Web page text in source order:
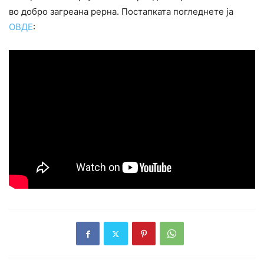
во добро загреана рерна. Постапката погледнете ја
ОВДЕ: